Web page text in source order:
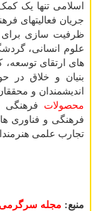
اسلامی تنها یک
جریان فعالیتهای
ظرفیت سازی برای
علوم انسانی،
های ارتقای توسعه،
بنیان و خلاق در
اندیشمندان و
محصولات فرهنگی
فرهنگی و فناوری
تجارب علمی
منبع: مجله سرگرمی